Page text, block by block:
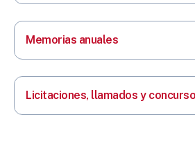
Memorias anuales
Licitaciones, llamados y